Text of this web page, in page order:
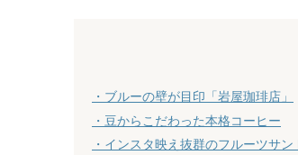
・ブルーの壁が目印「岩屋珈琲店」
・豆からこだわった本格コーヒー
・インスタ映え抜群のフルーツサン